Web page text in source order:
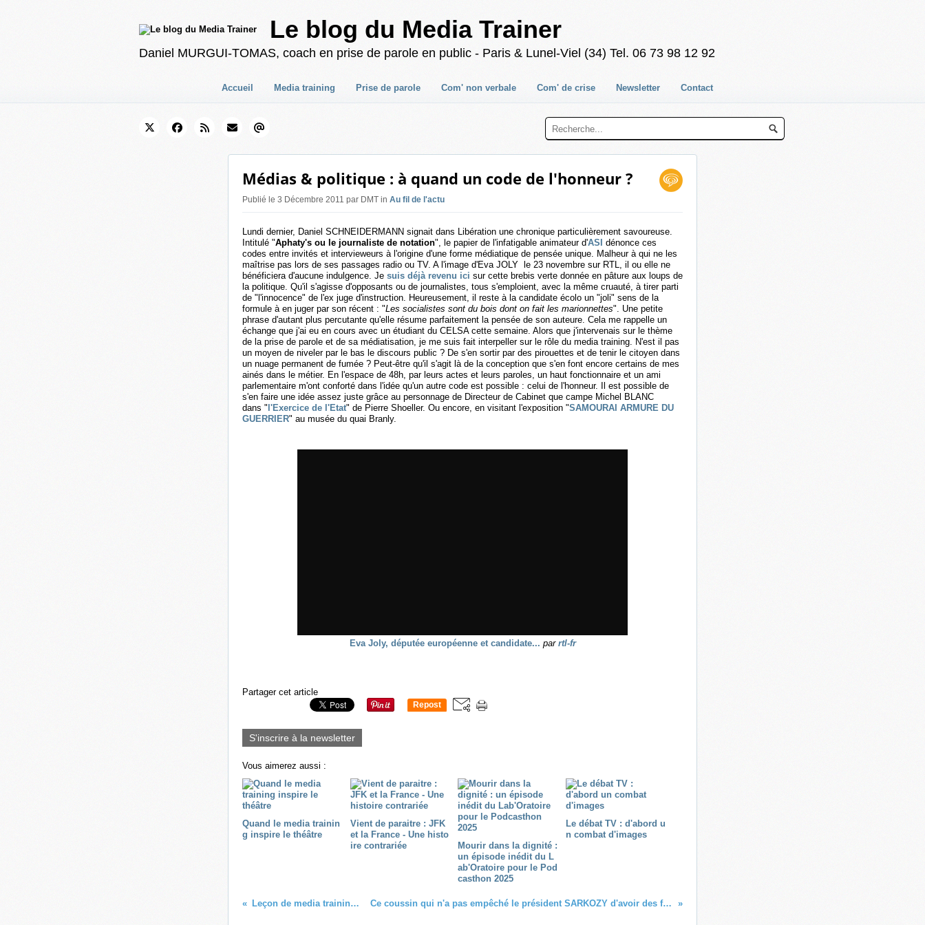
Le blog du Media Trainer
Daniel MURGUI-TOMAS, coach en prise de parole en public - Paris & Lunel-Viel (34) Tel. 06 73 98 12 92
Accueil Media training Prise de parole Com' non verbale Com' de crise Newsletter Contact
Médias & politique : à quand un code de l'honneur ?
Publié le 3 Décembre 2011 par DMT in Au fil de l'actu
Lundi dernier, Daniel SCHNEIDERMANN signait dans Libération une chronique particulièrement savoureuse.
Intitulé "Aphaty's ou le journaliste de notation", le papier de l'infatigable animateur d'ASI dénonce ces
codes entre invités et intervieweurs à l'origine d'une forme médiatique de pensée unique. Malheur à qui ne les
maîtrise pas lors de ses passages radio ou TV. A l'image d'Eva JOLY le 23 novembre sur RTL, il ou elle ne
bénéficiera d'aucune indulgence. Je suis déjà revenu ici sur cette brebis verte donnée en pâture aux loups de
la politique. Qu'il s'agisse d'opposants ou de journalistes, tous s'emploient, avec la même cruauté, à tirer parti
de "l'innocence" de l'ex juge d'instruction. Heureusement, il reste à la candidate écolo un "joli" sens de la
formule à en juger par son récent : "Les socialistes sont du bois dont on fait les marionnettes". Une petite
phrase d'autant plus percutante qu'elle résume parfaitement la pensée de son auteure. Cela me rappelle un
échange que j'ai eu en cours avec un étudiant du CELSA cette semaine. Alors que j'intervenais sur le thème
de la prise de parole et de sa médiatisation, je me suis fait interpeller sur le rôle du media training. N'est il pas
un moyen de niveler par le bas le discours public ? De s'en sortir par des pirouettes et de tenir le citoyen dans
un nuage permanent de fumée ? Peut-être qu'il s'agit là de la conception que s'en font encore certains de mes
ainés dans le métier. En l'espace de 48h, par leurs actes et leurs paroles, un haut fonctionnaire et un ami
parlementaire m'ont conforté dans l'idée qu'un autre code est possible : celui de l'honneur. Il est possible de
s'en faire une idée assez juste grâce au personnage de Directeur de Cabinet que campe Michel BLANC
dans " l'Exercice de l'Etat" de Pierre Shoeller. Ou encore, en visitant l'exposition "SAMOURAI ARMURE DU
GUERRIER" au musée du quai Branly.
Eva Joly, députée européenne et candidate... par rtl-fr
Partager cet article
Repost
S'inscrire à la newsletter
Vous aimerez aussi :
Quand le media trainin
g inspire le théâtre
Vient de paraitre : JFK
et la France - Une histo
ire contrariée
Mourir dans la dignité :
un épisode inédit du L
ab'Oratoire pour le Pod
casthon 2025
Le débat TV : d'abord u
n combat d'images
Leçon de media training express ! Ce coussin qui n'a pas empêché le président SARKOZY d'avoir des faux airs de petit Nicolas